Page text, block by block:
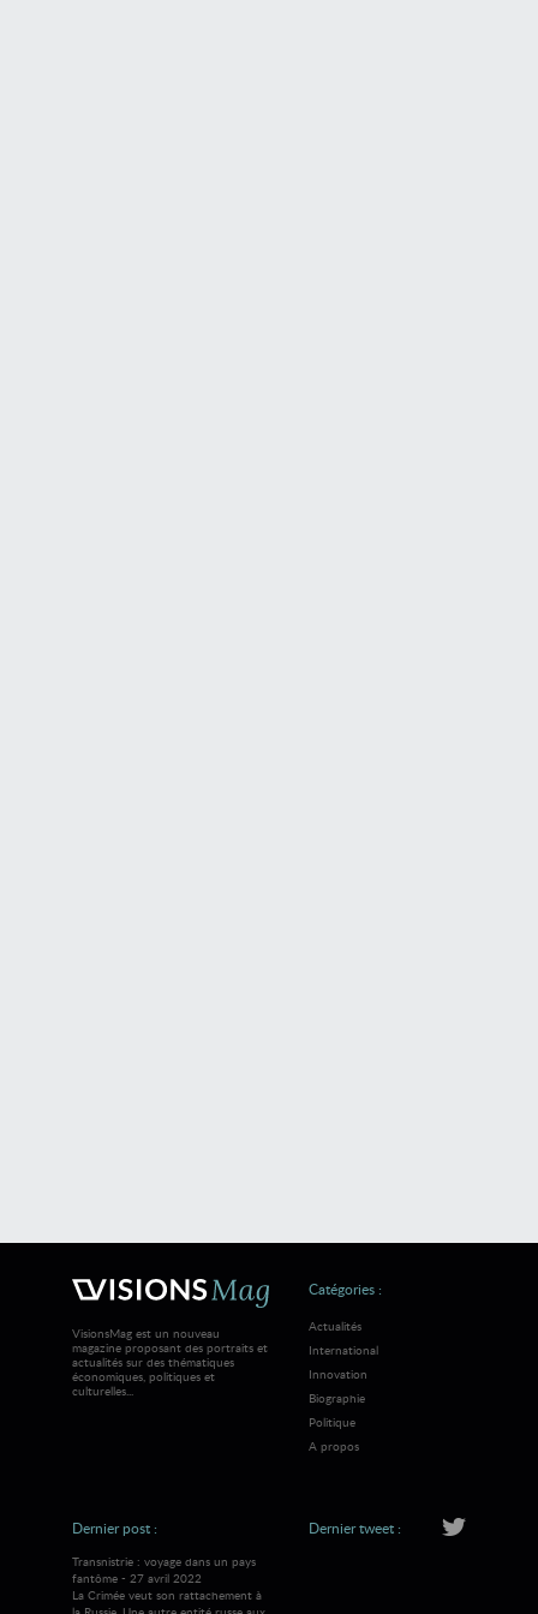
VisionsMag est un nouveau
magazine proposant des portraits et
actualités sur des thématiques
économiques, politiques et
culturelles...
Catégories :
Actualités
International
Innovation
Biographie
Politique
A propos
Dernier post :
Transnistrie : voyage dans un pays
fantôme - 27 avril 2022
La Crimée veut son rattachement à
Dernier tweet :